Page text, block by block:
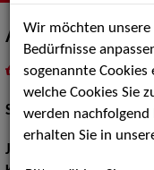
Anna-Maria
inMeine Merkliste
Schauspiel:Film und
Jahrgang:
Wir möchten
Bedürfnisse
sogenannte Cookies
welche Cookies Sie
werden
erhalten Sie in